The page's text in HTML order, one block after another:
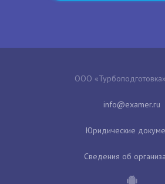
ООО
Юридические
Сведения об